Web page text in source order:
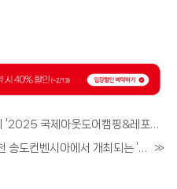
대한민국 최대 캠핑, 레포츠 박람회 ‘2025 국제아웃도어캠핑&레포츠페스티벌’, 2월 14일부터 인천 송도컨벤시아에서 개최
에어텐트 전문 브랜드 ‘포레니아’, 인천 송도컨벤시아에서 개최되는 ‘2025 고카프 인천 퍼스트 시즌’서 신제품 선보여
»